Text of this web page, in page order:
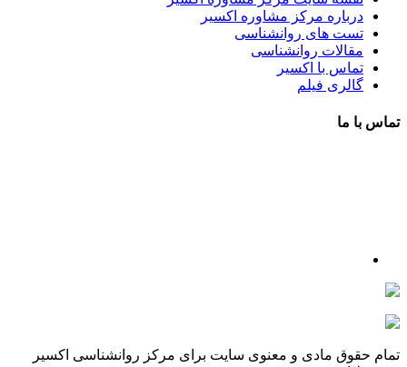
درباره مرکز مشاوره اکسیر
تست های روانشناسی
مقالات روانشناسی
تماس با اکسیر
گالری فیلم
تماس با ما
تمام حقوق مادی و معنوی سایت برای مرکز روانشناسی اکسیر